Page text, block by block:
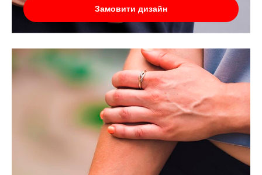
Замовити дизайн